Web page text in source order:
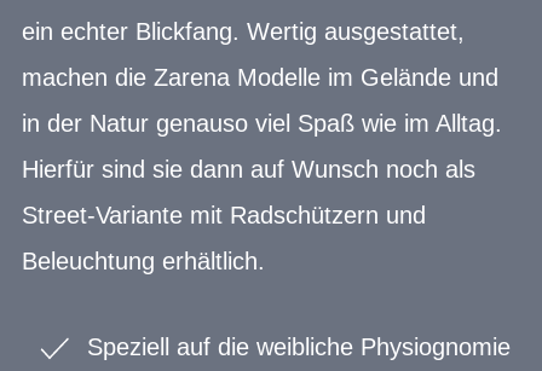
ein echter Blickfang. Wertig ausgestattet,
machen die Zarena Modelle im Gelände und
in der Natur genauso viel Spaß wie im Alltag.
Hierfür sind sie dann auf Wunsch noch als
Street-Variante mit Radschützern und
Beleuchtung erhältlich.
Speziell auf die weibliche Physiognomie